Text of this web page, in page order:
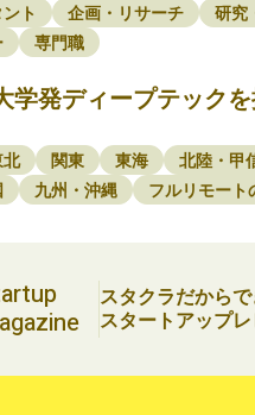
ト
企画・リサーチ
研究
専門職
学発ディープテック
北 関東 東海 北陸・甲
九州・沖縄 フルリモート
スタクラだからで
スタートアップ